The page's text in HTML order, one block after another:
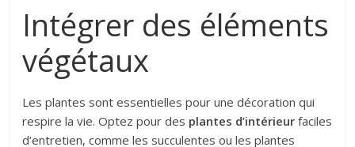
Intégrer des éléments
végétaux
Les plantes sont essentielles pour une décoration qui
respire la vie. Optez pour des plantes d’intérieur faciles
d’entretien, comme les succulentes ou les plantes